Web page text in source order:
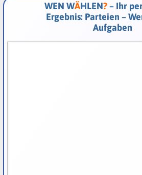
WEN WÄHLEN?– Ihr
Ergebnis: Parteien –
Aufgaben